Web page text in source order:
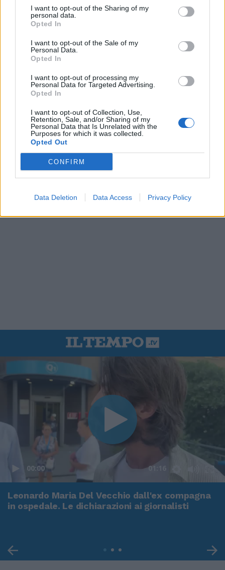
I want to opt-out of the Sharing of my
personal data.
Opted In
I want to opt-out of the Sale of my
Personal Data.
Opted In
I want to opt-out of processing my
Personal Data for Targeted Advertising.
Opted In
I want to opt-out of Collection, Use,
Retention, Sale, and/or Sharing of my
Personal Data that Is Unrelated with the
Purposes for which it was collected.
Opted Out
CONFIRM
Data Deletion Data Access Privacy Policy
00:00 01:16
Leonardo Maria Del Vecchio dall'ex compagna
in ospedale. Le dichiarazioni ai giornalisti